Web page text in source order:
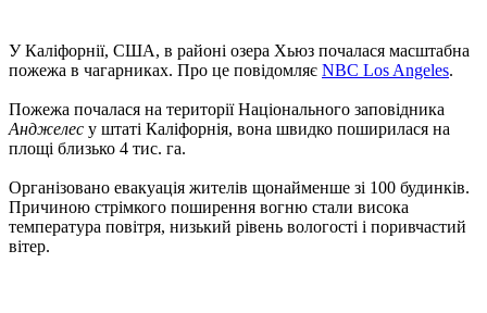
У Каліфорнії, США, в районі озера Хьюз почалася масштабна
пожежа в чагарниках. Про це повідомляє NBC Los Angeles.
Пожежа почалася на території Національного заповідника
Анджелес у штаті Каліфорнія, вона швидко поширилася на
площі близько 4 тис. га.
Організовано евакуація жителів щонайменше зі 100 будинків.
Причиною стрімкого поширення вогню стали висока
температура повітря, низький рівень вологості і поривчастий
вітер.